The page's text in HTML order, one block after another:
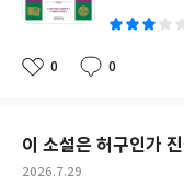
비츠로 끌려가기전까
풍>을 보고 싶다. 이 작
랑스인들의 삶을 이야
름을 통해 이해를 도와
서 조선사의 큰 줄기를 따라
조선의 왕들과 사건을
능하니까 너무 쉽고 빠
읽으면서 학교에서 배
통해서 알았던 내용이
좋
0
댓
0
작
이 소설은 허구인가
작
2026.7.29